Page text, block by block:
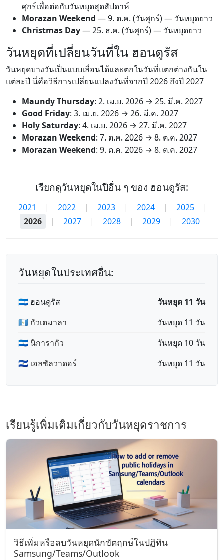
ศุกร์เพื่อต่อกับวันหยุดสุดสัปดาห์
Morazan Weekend —9. ต.ค. (วันศุกร์) — วันหยุดยาว
Christmas Day—25. ธ.ค. (วันศุกร์) — วันหยุดยาว
วันหยุดที่เปลี่ยนวันที่ใน ฮอนดูรัส
วันหยุดบางวันเป็นแบบเลื่อนได้และตกในวันที่แตกต่างกันใน
แต่ละปี นี่คือวิธีการเปลี่ยนแปลงวันที่จากปี 2026 ถึงปี 2027
Maundy Thursday: 2. เม.ย. 2026 → 25. มี.ค. 2027
Good Friday: 3. เม.ย. 2026 → 26. มี.ค. 2027
Holy Saturday: 4. เม.ย. 2026 → 27. มี.ค. 2027
Morazan Weekend: 7. ต.ค. 2026 → 8. ต.ค. 2027
Morazan Weekend: 9. ต.ค. 2026 → 8. ต.ค. 2027
เรียกดูวันหยุดในปีอื่น ๆ ของ ฮอนดูรัส:
2021 | 2022 | 2023 | 2024 | 2025
|
2026
| 2027 | 2028 | 2029 | 2030
วันหยุดในประเทศอื่น:
🇭🇳 ฮอนดูรัส
วันหยุด 11 วัน
🇬🇹 กัวเตมาลา
วันหยุด 11 วัน
🇳🇮 นิการากัว
วันหยุด 10 วัน
🇸🇻 เอลซัลวาดอร์
วันหยุด 11 วัน
เรียนรู้เพิ่มเติมเกี่ยวกับวันหยุดราชการ
วิธีเพิ่มหรือลบวันหยุดนักขัตฤกษ์ในปฏิทิน
Samsung/Teams/Outlook